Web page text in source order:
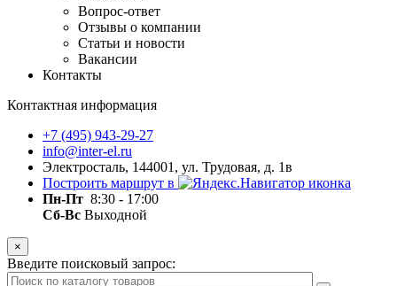
Вопрос-ответ
Отзывы о компании
Статьи и новости
Вакансии
Контакты
Контактная информация
+7 (495) 943-29-27
info@inter-el.ru
Электросталь, 144001, ул. Трудовая, д. 1в
Построить маршрут в
Пн-Пт 8:30 - 17:00
Сб-Вс Выходной
×
Введите поисковый запрос: